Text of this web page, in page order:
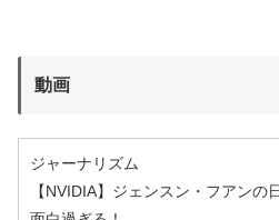
動画
ジャーナリズム
【NVIDIA】ジェンスン・フアンの